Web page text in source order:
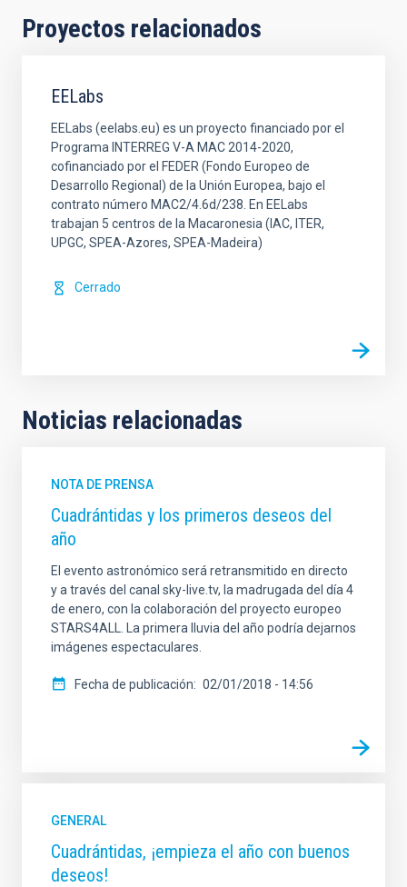
Proyectos relacionados
EELabs
EELabs (eelabs.eu) es un proyecto financiado por el
Programa INTERREG V-A MAC 2014-2020,
cofinanciado por el FEDER (Fondo Europeo de
Desarrollo Regional) de la Unión Europea, bajo el
contrato número MAC2/4.6d/238. En EELabs
trabajan 5 centros de la Macaronesia (IAC, ITER,
UPGC, SPEA-Azores, SPEA-Madeira)
Cerrado
Noticias relacionadas
NOTA DE PRENSA
Cuadrántidas y los primeros deseos del
año
El evento astronómico será retransmitido en directo
y a través del canal sky-live.tv, la madrugada del día 4
de enero, con la colaboración del proyecto europeo
STARS4ALL. La primera lluvia del año podría dejarnos
imágenes espectaculares.
Fecha de publicación 02/01/2018 - 14:56
GENERAL
Cuadrántidas, ¡empieza el año con buenos
deseos!